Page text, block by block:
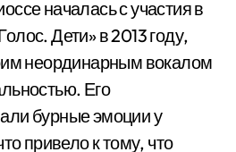
началась с участия в
Дети» в 2013 году,
неординарным вокалом
Его
бурные эмоции у
привело к тому, что